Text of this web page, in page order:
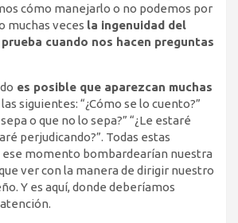
cómo manejarlo o no podemos por
muchas veces la ingenuidad del
cuando nos hacen preguntas
es posible que aparezcan muchas
siguientes: “¿Cómo se lo cuento?”
o que no lo sepa?” “¿Le estaré
perjudicando?”. Todas estas
ese momento bombardearían nuestra
ver con la manera de dirigir nuestro
Y es aquí, donde deberíamos